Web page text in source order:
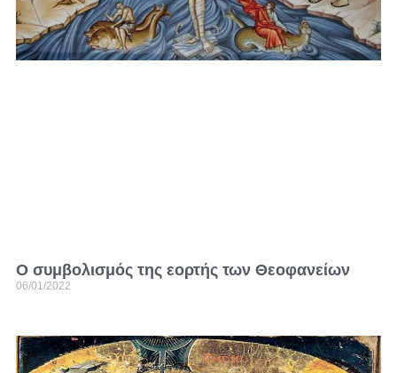
Ο συμβολισμός της εορτής των Θεοφανείων
06/01/2022